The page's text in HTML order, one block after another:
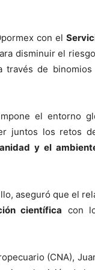
con el
disminuir el
través de
el entorno
juntos los retos
y el
aseguró que el
científica con
(CNA),